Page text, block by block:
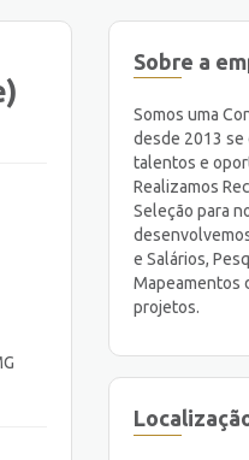
Sobre a
Somos uma
desde 2013 se
talentos e
Realizamos
Seleção para
e Salários,
Mapeamentos
projetos.